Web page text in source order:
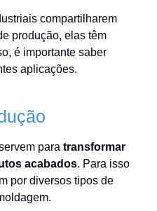
compartilharem
produção, elas têm
é importante saber
aplicações.
para transformar
acabados. Para isso
por diversos tipos de